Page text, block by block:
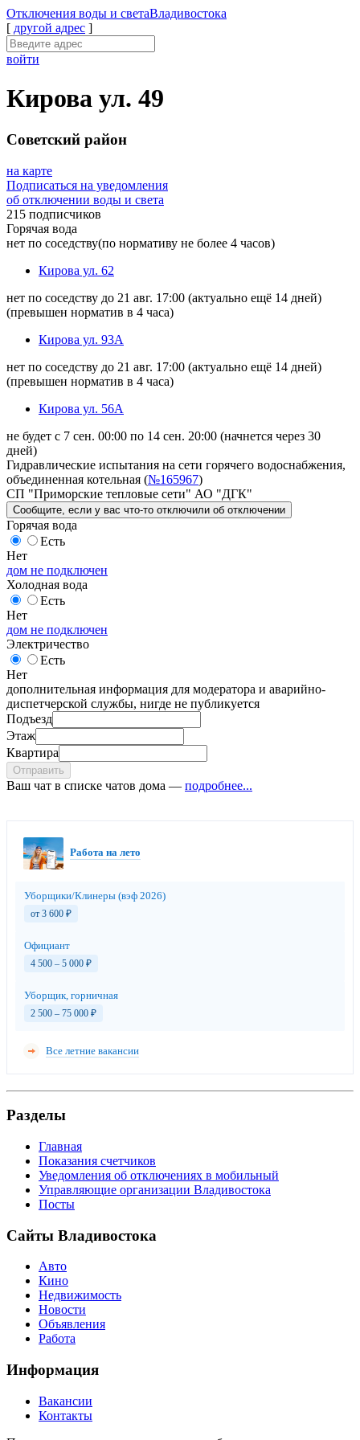
Отключения воды и светаВладивостока
[ другой адрес ]
войти
Кирова ул. 49
Советский район
на карте
Подписаться на уведомления
об отключении воды и света
215 подписчиков
Горячая вода
нет по соседству(по нормативу не более 4 часов)
Кирова ул. 62
нет по соседству до 21 авг. 17:00 (актуально ещё 14 дней)
(превышен норматив в 4 часа)
Кирова ул. 93А
нет по соседству до 21 авг. 17:00 (актуально ещё 14 дней)
(превышен норматив в 4 часа)
Кирова ул. 56А
не будет с 7 сен. 00:00 по 14 сен. 20:00 (начнется через 30
дней)
Гидравлические испытания на сети горячего водоснабжения,
объединенная котельная (№165967)
СП "Приморские тепловые сети" АО "ДГК"
Сообщите , если у вас что-то отключили об отключении
Горячая вода
Есть
Нет
дом не подключен
Холодная вода
Есть
Нет
дом не подключен
Электричество
Есть
Нет
дополнительная информация для модератора и аварийно-
диспетчерской службы, нигде не публикуется
Подъезд
Этаж
Квартира
Отправить
Ваш чат в списке чатов дома — подробнее...
Работа на лето
Уборщики/Клинеры (вэф 2026)
от 3 600 ₽
Официант
4 500 – 5 000 ₽
Уборщик, горничная
2 500 – 75 000 ₽
Все летние вакансии
Разделы
Главная
Показания счетчиков
Уведомления об отключениях в мобильный
Управляющие организации Владивостока
Посты
Сайты Владивостока
Авто
Кино
Недвижимость
Новости
Объявления
Работа
Информация
Вакансии
Контакты